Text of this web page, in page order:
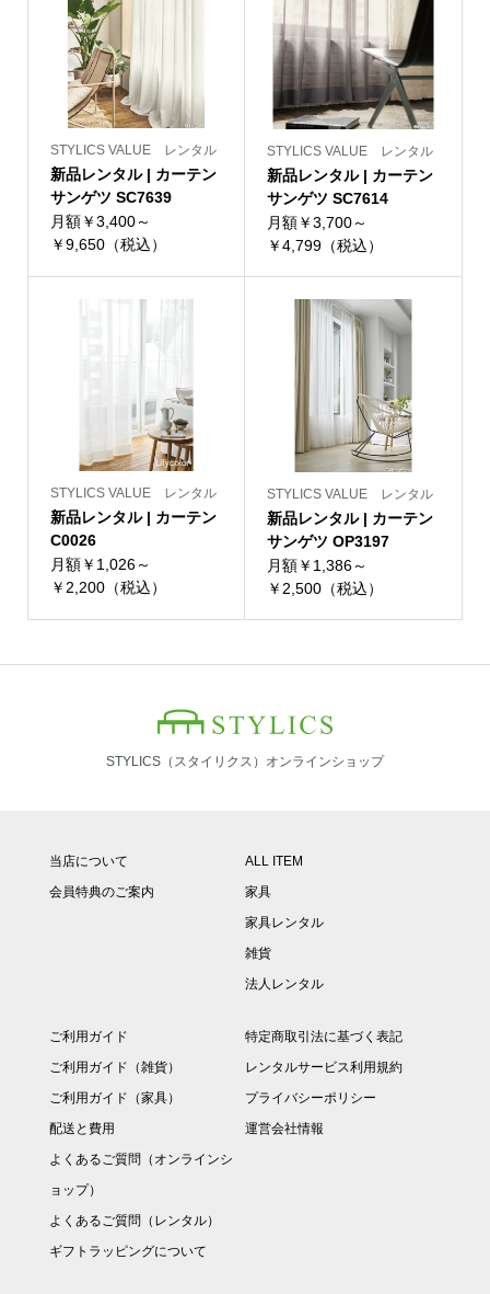
STYLICS VALUE レンタル
新品レンタル | カーテン
サンゲツ SC7639
月額￥3,400～
￥9,650（税込）
STYLICS VALUE レンタル
新品レンタル | カーテン
サンゲツ SC7614
月額￥3,700～
￥4,799（税込）
STYLICS VALUE レンタル
新品レンタル | カーテン
C0026
月額￥1,026～
￥2,200（税込）
STYLICS VALUE レンタル
新品レンタル | カーテン
サンゲツ OP3197
月額￥1,386～
￥2,500（税込）
STYLICS（スタイリクス）オンラインショップ
当店について
会員特典のご案内
ALL ITEM
家具
家具レンタル
雑貨
法人レンタル
ご利用ガイド
ご利用ガイド（雑貨）
ご利用ガイド（家具）
配送と費用
よくあるご質問（オンラインシ
ョップ）
よくあるご質問（レンタル）
ギフトラッピングについて
特定商取引法に基づく表記
レンタルサービス利用規約
プライバシーポリシー
運営会社情報